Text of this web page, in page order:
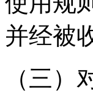
并经被
（三